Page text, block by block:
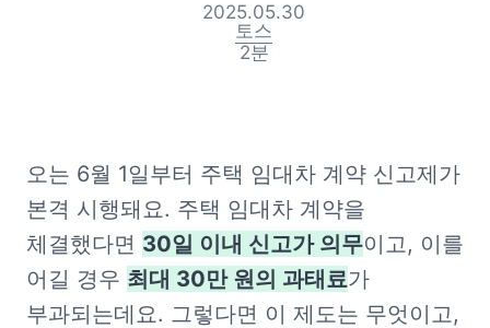
2025.05.30
토스
2분
오는 6월 1일부터 주택 임대차 계약 신고제가
본격 시행돼요. 주택 임대차 계약을
체결했다면 30일 이내 신고가 의무이고, 이를
어길 경우 최대 30만 원의 과태료가
부과되는데요. 그렇다면 이 제도는 무엇이고,